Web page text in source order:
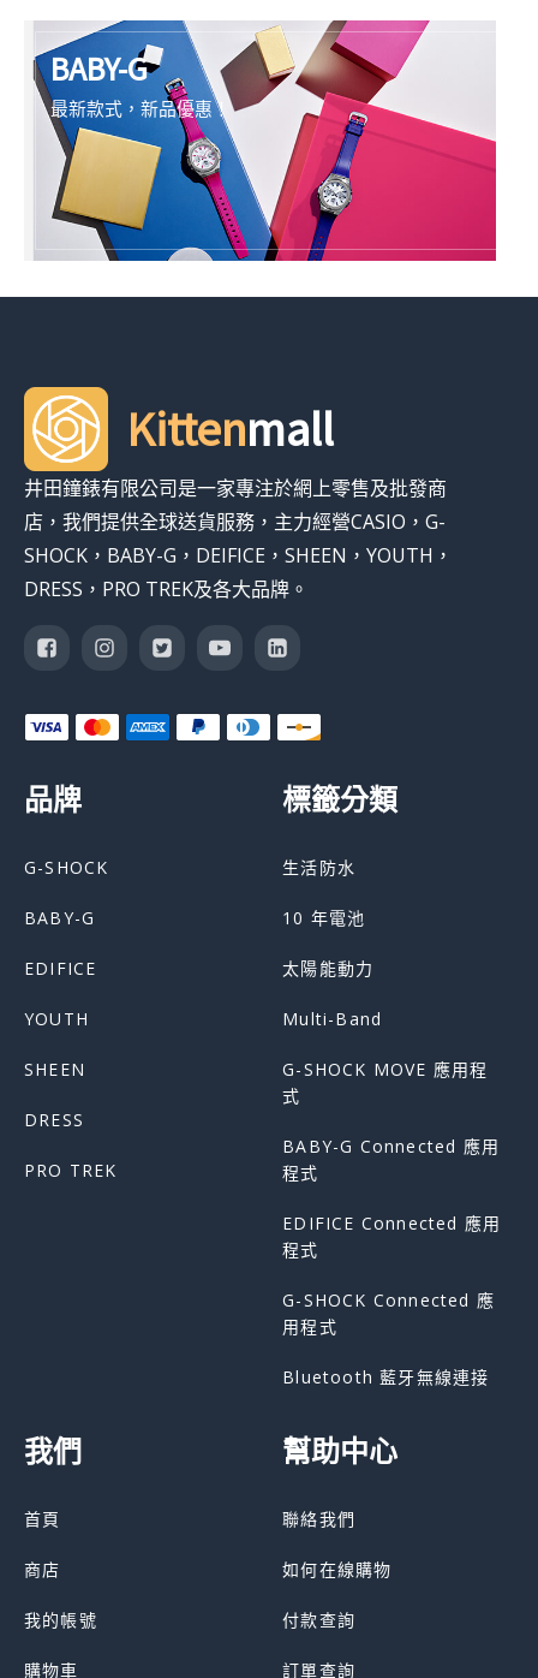
BABY-G
最新款式，新品優惠！
Kittenmall
井田鐘錶有限公司是一家專注於網上零售及批發商
店，我們提供全球送貨服務，主力經營CASIO，G-
SHOCK，BABY-G，DEIFICE，SHEEN，YOUTH，
DRESS，PRO TREK及各大品牌。
品牌
G-SHOCK
BABY-G
EDIFICE
YOUTH
SHEEN
DRESS
PRO TREK
標籤分類
生活防水
10 年電池
太陽能動力
Multi-Band
G-SHOCK MOVE 應用程
式
BABY-G Connected 應用
程式
EDIFICE Connected 應用
程式
G-SHOCK Connected 應
用程式
Bluetooth 藍牙無線連接
我們
首頁
商店
我的帳號
購物車
幫助中心
聯絡我們
如何在線購物
付款查詢
訂單查詢